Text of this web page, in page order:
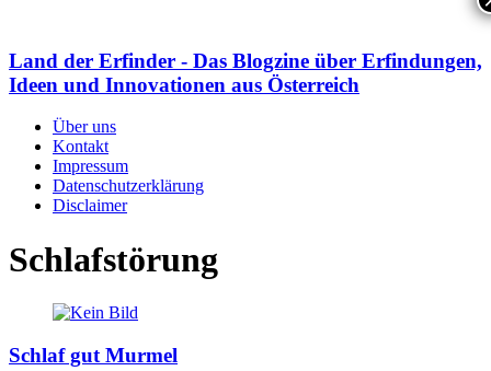
Land der Erfinder - Das Blogzine über Erfindungen,
Ideen und Innovationen aus Österreich
Über uns
Kontakt
Impressum
Datenschutzerklärung
Disclaimer
Schlafstörung
Schlaf gut Murmel